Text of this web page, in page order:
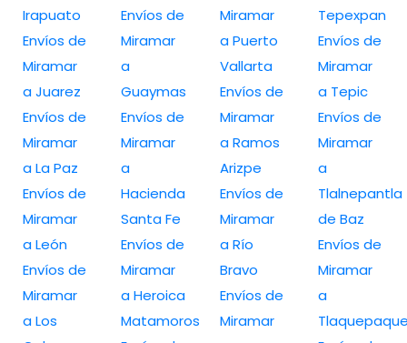
Irapuato
Envíos de
Miramar
a Juarez
Envíos de
Miramar
a La Paz
Envíos de
Miramar
a León
Envíos de
Miramar
a Los
Envíos de
Miramar
a
Guaymas
Envíos de
Miramar
a
Hacienda
Santa Fe
Envíos de
Miramar
a Heroica
Matamoros
Miramar
a Puerto
Vallarta
Envíos de
Miramar
a Ramos
Arizpe
Envíos de
Miramar
a Río
Bravo
Envíos de
Miramar
Tepexpan
Envíos de
Miramar
a Tepic
Envíos de
Miramar
a
Tlalnepantla
de Baz
Envíos de
Miramar
a